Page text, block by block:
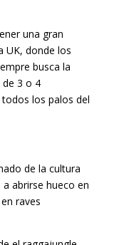
una gran
UK, donde los
busca la
de 3 o 4
los palos del
de la cultura
abrirse hueco en
raves